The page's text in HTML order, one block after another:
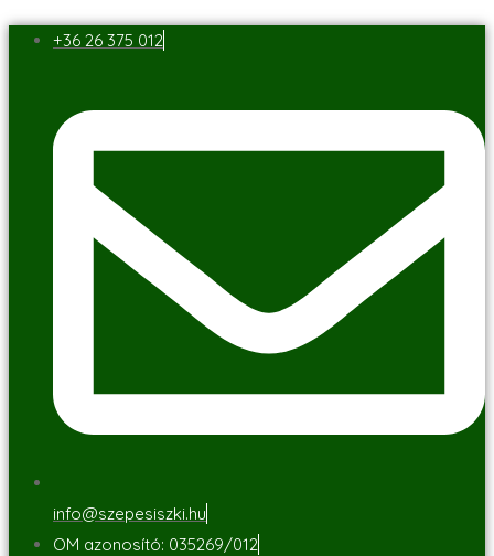
+36 26 375 012
info@szepesiszki.hu
OM azonosító: 035269/012